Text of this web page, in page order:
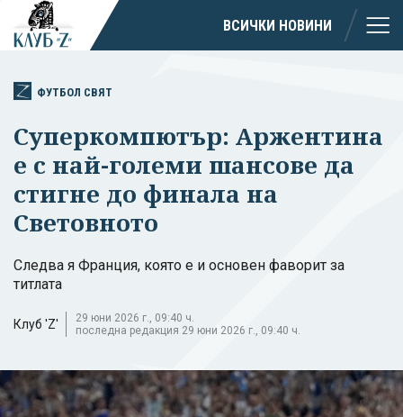
ВСИЧКИ НОВИНИ
ФУТБОЛ СВЯТ
Суперкомпютър: Аржентина
е с най-големи шансове да
стигне до финала на
Световното
Следва я Франция, която е и основен фаворит за
титлата
Клуб 'Z'
29 юни 2026 г., 09:40 ч.
последна редакция 29 юни 2026 г., 09:40 ч.